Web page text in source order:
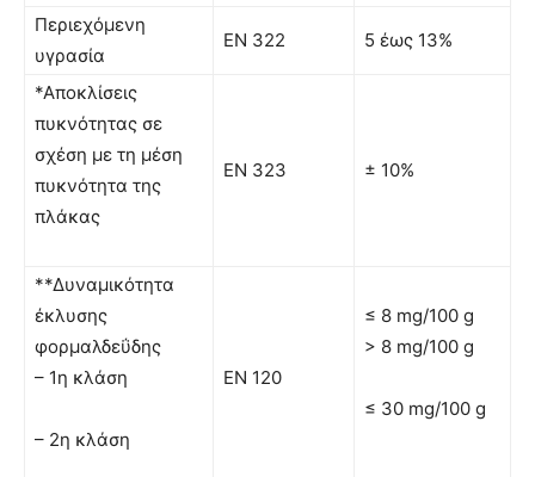
Περιεχόμενη
υγρασία
EN 322 5 έως 13%
*Αποκλίσεις
πυκνότητας σε
σχέση με τη μέση
πυκνότητα της
πλάκας
ΕΝ 323 ± 10%
**Δυναμικότητα
έκλυσης
φορμαλδεΰδης
– 1η κλάση
– 2η κλάση
ΕΝ 120
≤ 8 mg/100 g
> 8 mg/100 g
≤ 30 mg/100 g